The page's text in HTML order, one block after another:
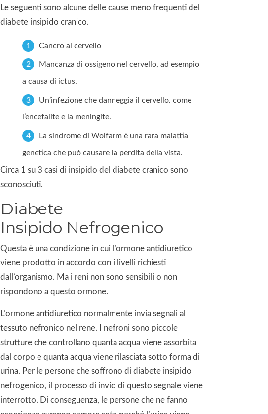
Le seguenti sono alcune delle cause meno frequenti del
diabete insipido cranico.
Cancro al cervello
Mancanza di ossigeno nel cervello, ad esempio
a causa di ictus.
Un’infezione che danneggia il cervello, come
l’encefalite e la meningite.
La sindrome di Wolfarm è una rara malattia
genetica che può causare la perdita della vista.
Circa 1 su 3 casi di insipido del diabete cranico sono
sconosciuti.
Diabete
Insipido Nefrogenico
Questa è una condizione in cui l’ormone antidiuretico
viene prodotto in accordo con i livelli richiesti
dall’organismo. Ma i reni non sono sensibili o non
rispondono a questo ormone.
L’ormone antidiuretico normalmente invia segnali al
tessuto nefronico nel rene. I nefroni sono piccole
strutture che controllano quanta acqua viene assorbita
dal corpo e quanta acqua viene rilasciata sotto forma di
urina. Per le persone che soffrono di diabete insipido
nefrogenico, il processo di invio di questo segnale viene
interrotto. Di conseguenza, le persone che ne fanno